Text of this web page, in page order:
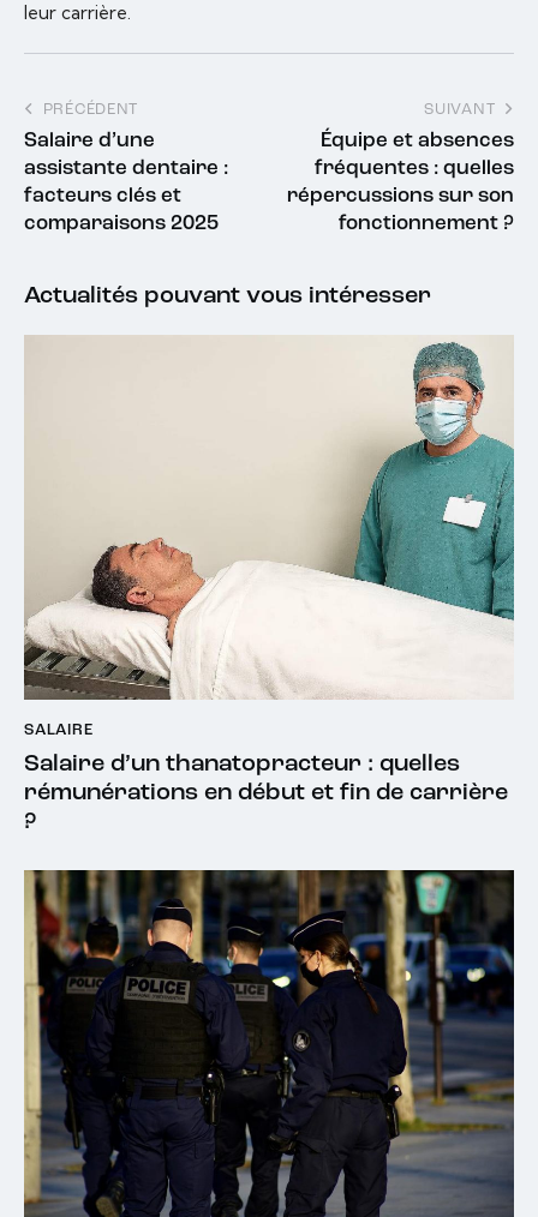
leur carrière.
PRÉCÉDENT
Salaire d’une
assistante dentaire :
facteurs clés et
comparaisons 2025
SUIVANT
Équipe et absences
fréquentes : quelles
répercussions sur son
fonctionnement ?
Actualités pouvant vous intéresser
SALAIRE
Salaire d’un thanatopracteur : quelles
rémunérations en début et fin de carrière
?